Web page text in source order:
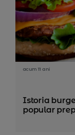
acum 11 ani
Istoria
popular